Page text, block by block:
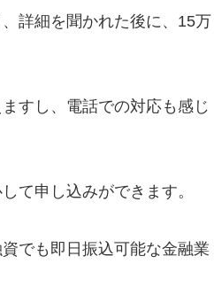
詳細を聞かれた後に、15万
すし、電話での対応も感じ
て申し込みができます。
でも即日振込可能な金融業